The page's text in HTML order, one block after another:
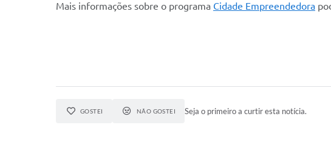
Mais informações sobre o programa Cidade Empreendedora
GOSTEI NÃO GOSTEI Seja o primeiro a curtir esta notícia.